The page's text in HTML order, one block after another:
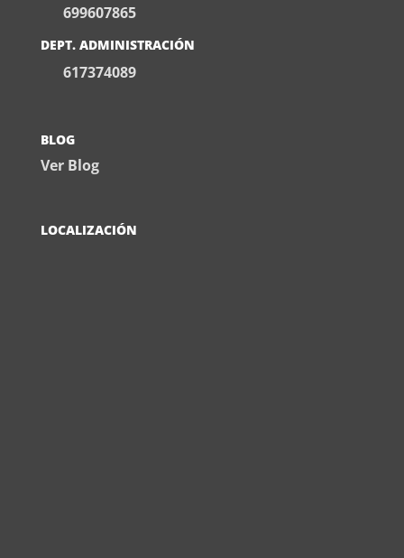
699607865
DEPT. ADMINISTRACIÓN
617374089
BLOG
Ver Blog
LOCALIZACIÓN